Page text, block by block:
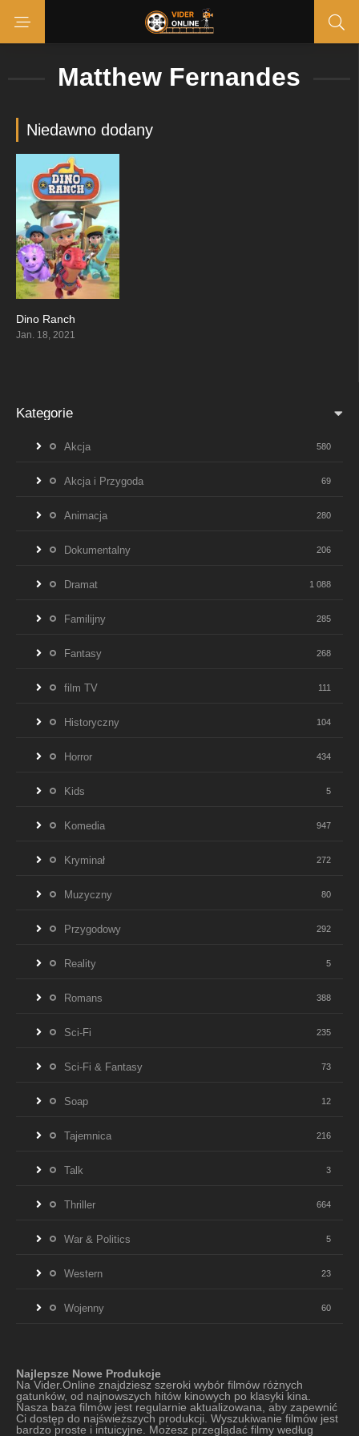
Matthew Fernandes
Niedawno dodany
Dino Ranch
Jan. 18, 2021
Kategorie
Akcja 580
Akcja i Przygoda 69
Animacja 280
Dokumentalny 206
Dramat 1 088
Familijny 285
Fantasy 268
film TV 111
Historyczny 104
Horror 434
Kids 5
Komedia 947
Kryminał 272
Muzyczny 80
Przygodowy 292
Reality 5
Romans 388
Sci-Fi 235
Sci-Fi & Fantasy 73
Soap 12
Tajemnica 216
Talk 3
Thriller 664
War & Politics 5
Western 23
Wojenny 60
Najlepsze Nowe Produkcje
Na Vider.Online znajdziesz szeroki wybór filmów różnych
gatunków, od najnowszych hitów kinowych po klasyki kina.
Nasza baza filmów jest regularnie aktualizowana, aby zapewnić
Ci dostęp do najświeższych produkcji. Wyszukiwanie filmów jest
bardzo proste i intuicyjne. Możesz przeglądać filmy według